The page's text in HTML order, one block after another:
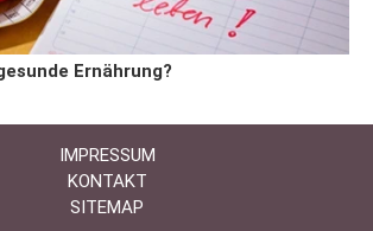
Ernährung?
IMPRESSUM
KONTAKT
SITEMAP